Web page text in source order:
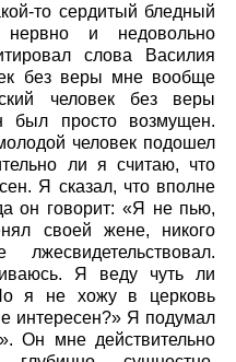
то сердитый бледный
нервно и недовольно
слова Василия
без веры мне вообще
человек без веры
был просто возмущен.
человек подошел
ли я считаю, что
Я сказал, что вполне
он говорит: «Я не пью,
своей жене, никого
Я веду чуть ли
я не хожу в церковь
интересен?» Я подумал
Он мне действительно